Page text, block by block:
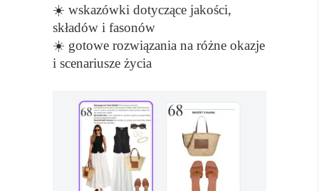
☀️ wskazówki dotyczące jakości,
składów i fasonów
☀️ gotowe rozwiązania na różne okazje
i scenariusze życia